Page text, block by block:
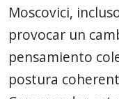
Moscovici,
provocar un
pensamiento
postura